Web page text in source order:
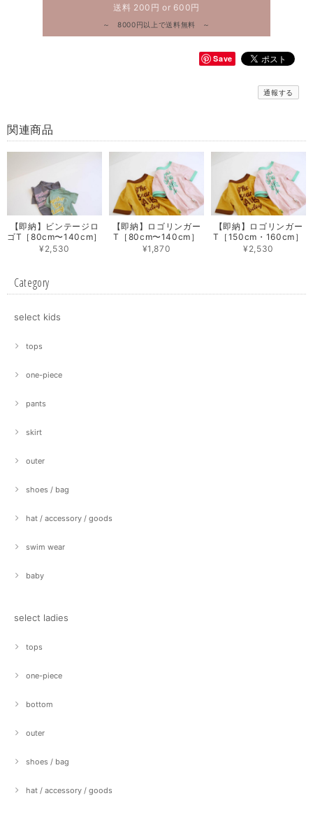
送料 200円 or 600円
～ 8000円以上で送料無料 ～
Save
通報する
関連商品
【即納】ビンテージロ
ゴT［80cm〜140cm］
¥2,530
【即納】ロゴリンガー
T［80cm〜140cm］
¥1,870
【即納】ロゴリンガー
T［150cm・160cm］
¥2,530
Category
select kids
tops
one-piece
pants
skirt
outer
shoes / bag
hat / accessory / goods
swim wear
baby
select ladies
tops
one-piece
bottom
outer
shoes / bag
hat / accessory / goods